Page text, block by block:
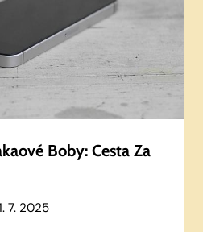
Boby: Cesta Za
7. 2025